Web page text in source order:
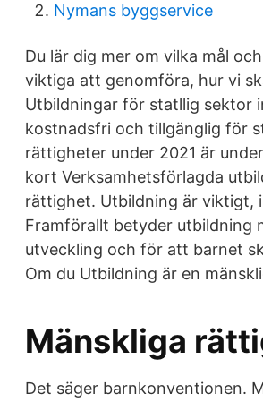
Nymans byggservice
Du lär dig mer om vilka mål
viktiga att genomföra, hur vi
Utbildningar för statllig sektor
kostnadsfri och tillgänglig för
rättigheter under 2021 är
kort Verksamhetsförlagda
rättighet. Utbildning är viktigt,
Framförallt betyder utbildning
utveckling och för att barnet
Om du Utbildning är en
Mänskliga
Det säger barnkonventionen.